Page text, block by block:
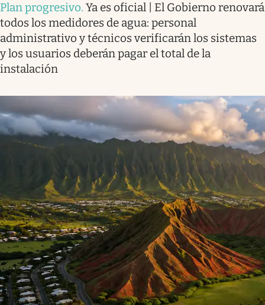
Plan progresivo. Ya es oficial | El Gobierno renovará
todos los medidores de agua: personal
administrativo y técnicos verificarán los sistemas
y los usuarios deberán pagar el total de la
instalación